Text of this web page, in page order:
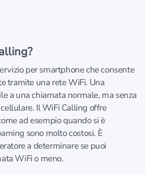
per smartphone che consente
tramite una rete WiFi. Una
a una chiamata normale, ma senza
Il WiFi Calling offre
ad esempio quando si è
sono molto costosi. È
a determinare se puoi
WiFi o meno.